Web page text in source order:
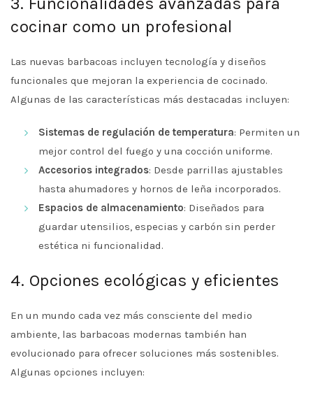
cocinar como un profesional
Las nuevas barbacoas incluyen tecnología y diseños
funcionales que mejoran la experiencia de cocinado.
Algunas de las características más destacadas incluyen:
Sistemas de regulación de temperatura: Permiten un
mejor control del fuego y una cocción uniforme.
Accesorios integrados: Desde parrillas ajustables
hasta ahumadores y hornos de leña incorporados.
Espacios de almacenamiento: Diseñados para
guardar utensilios, especias y carbón sin perder
estética ni funcionalidad.
4. Opciones ecológicas y eficientes
En un mundo cada vez más consciente del medio
ambiente, las barbacoas modernas también han
evolucionado para ofrecer soluciones más sostenibles.
Algunas opciones incluyen: